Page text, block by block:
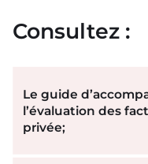
Consultez :
Le guide
l’évaluation des
privée;